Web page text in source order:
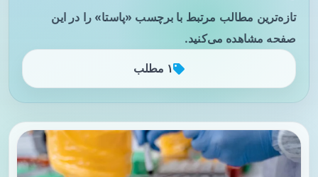
تازه‌ترین مطالب مرتبط با برچسب «پاستا» را در این
صفحه مشاهده می‌کنید.
۱ مطلب